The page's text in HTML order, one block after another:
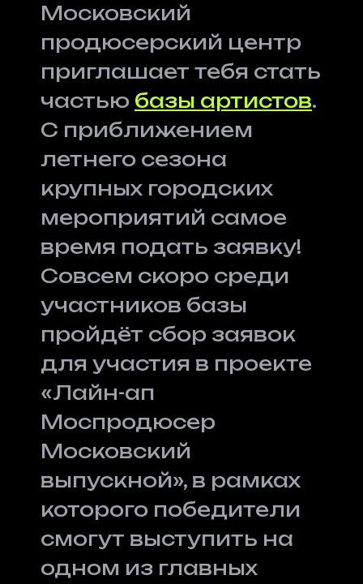
Московский
продюсерский центр
приглашает тебя стать
частью базы артистов.
С приближением
летнего сезона
крупных городских
мероприятий самое
время подать заявку!
Совсем скоро среди
участников базы
пройдёт сбор заявок
для участия в проекте
«Лайн-ап
Моспродюсер
Московский
выпускной», в рамках
которого победители
смогут выступить на
одном из главных